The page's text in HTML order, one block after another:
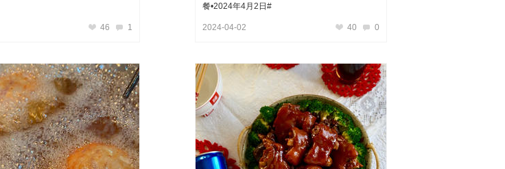
46 1
餐•2024年4月2日#
2024-04-02 40 0